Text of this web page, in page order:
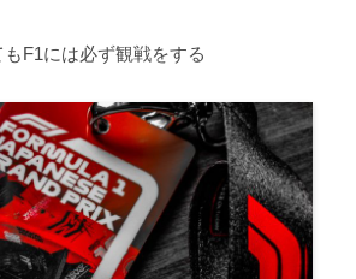
F1には必ず観戦をする